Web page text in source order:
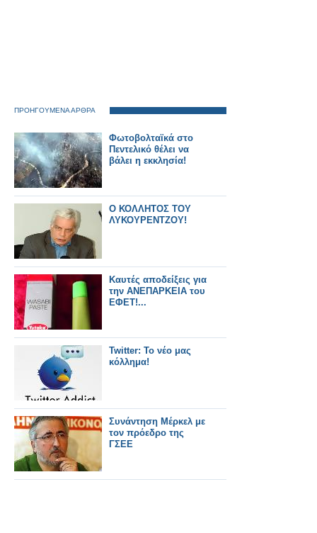
ΠΡΟΗΓΟΥΜΕΝΑ ΑΡΘΡΑ
Φωτοβολταϊκά στο
Πεντελικό θέλει να
βάλει η εκκλησία!
Ο ΚΟΛΛΗΤΟΣ ΤΟΥ
ΛΥΚΟΥΡΕΝΤΖΟΥ!
Καυτές αποδείξεις για
την ΑΝΕΠΑΡΚΕΙΑ του
ΕΦΕΤ!...
Twitter: Το νέο μας
κόλλημα!
Συνάντηση Μέρκελ με
τον πρόεδρο της
ΓΣΕΕ